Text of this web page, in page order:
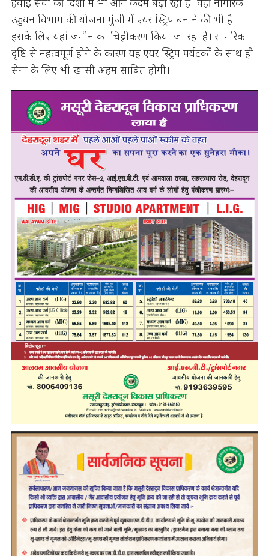
उड्डयन विभाग की योजना गुंजी में एयर स्ट्रिप बनाने की भी है।
इसके लिए यहां जमीन का चिह्नीकरण किया जा रहा है। सामरिक
दृष्टि से महत्वपूर्ण होने के कारण यह एयर स्ट्रिप पर्यटकों के साथ ही
सेना के लिए भी खासी अहम साबित होगी।